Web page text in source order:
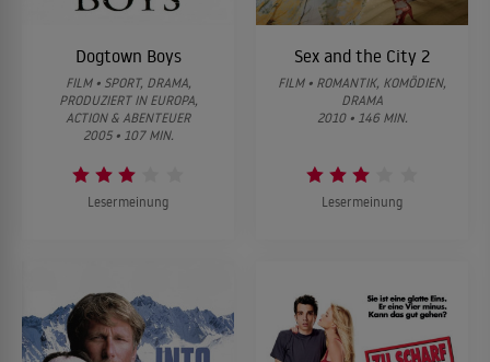
Dogtown Boys
FILM • SPORT, DRAMA,
PRODUZIERT IN EUROPA,
ACTION & ABENTEUER
2005 • 107 MIN.
Lesermeinung
Sex and the City 2
FILM • ROMANTIK, KOMÖDIEN,
DRAMA
2010 • 146 MIN.
Lesermeinung